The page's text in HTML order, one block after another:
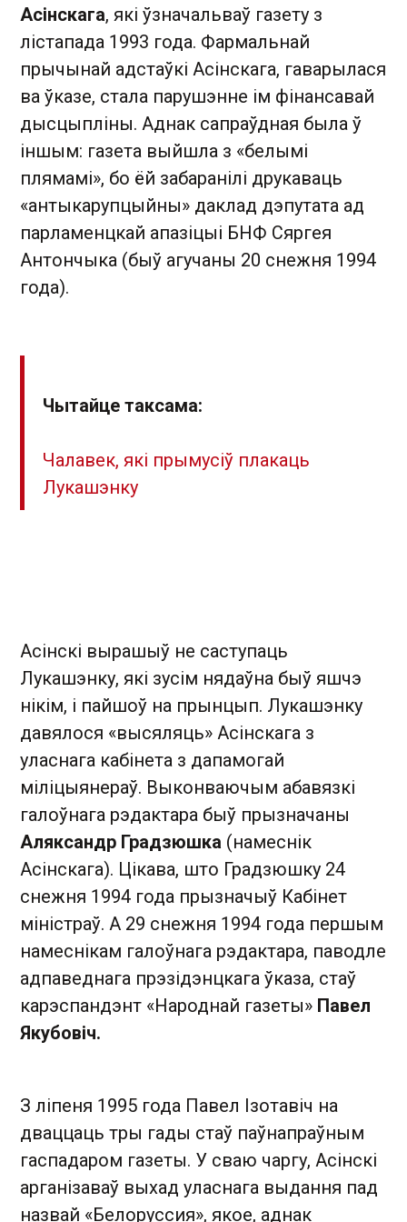
Асінскага, які ўзначальваў газету з
лістапада 1993 года. Фармальнай
прычынай адстаўкі Асінскага, гаварылася
ва ўказе, стала парушэнне ім фінансавай
дысцыпліны. Аднак сапраўдная была ў
іншым: газета выйшла з «белымі
плямамі», бо ёй забаранілі друкаваць
«антыкарупцыйны» даклад дэпутата ад
парламенцкай апазіцыі БНФ Сяргея
Антончыка (быў агучаны 20 снежня 1994
года).
Чытайце таксама:
Чалавек, які прымусіў плакаць
Лукашэнку
Асінскі вырашыў не саступаць
Лукашэнку, які зусім нядаўна быў яшчэ
нікім, і пайшоў на прынцып. Лукашэнку
давялося «высяляць» Асінскага з
уласнага кабінета з дапамогай
міліцыянераў. Выконваючым абавязкі
галоўнага рэдактара быў прызначаны
Аляксандр Градзюшка (намеснік
Асінскага). Цікава, што Градзюшку 24
снежня 1994 года прызначыў Кабінет
міністраў. А 29 снежня 1994 года першым
намеснікам галоўнага рэдактара, паводле
адпаведнага прэзідэнцкага ўказа, стаў
карэспандэнт «Народнай газеты» Павел
Якубовіч.
З ліпеня 1995 года Павел Ізотавіч на
дваццаць тры гады стаў паўнапраўным
гаспадаром газеты. У сваю чаргу, Асінскі
арганізаваў выхад уласнага выдання пад
назвай «Белоруссия», якое, аднак